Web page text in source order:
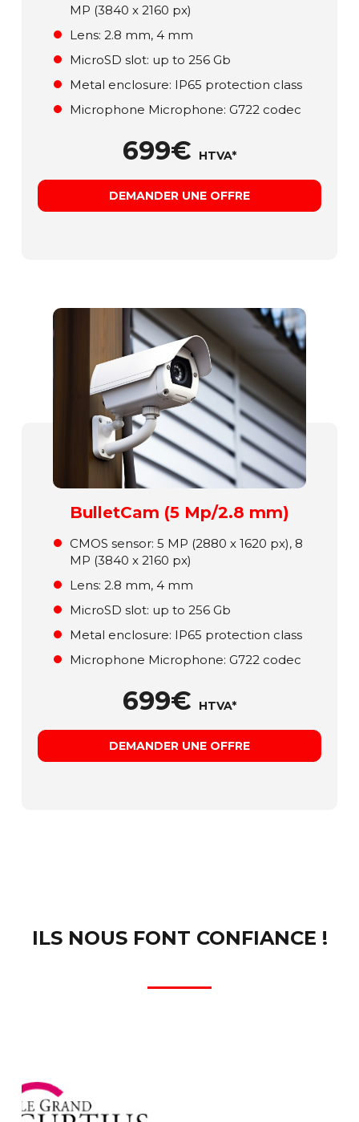
MP (3840 x 2160 px)
Lens: 2.8 mm, 4 mm
MicroSD slot: up to 256 Gb
Metal enclosure: ІР65 protection class
Microphone Microphone: G722 codec
699€ HTVA*
DEMANDER UNE OFFRE
BulletCam (5 Mp/2.8 mm)
СMOS sensor: 5 MP (2880 x 1620 px), 8
MP (3840 x 2160 px)
Lens: 2.8 mm, 4 mm
MicroSD slot: up to 256 Gb
Metal enclosure: ІР65 protection class
Microphone Microphone: G722 codec
699€ HTVA*
DEMANDER UNE OFFRE
ILS NOUS FONT CONFIANCE !